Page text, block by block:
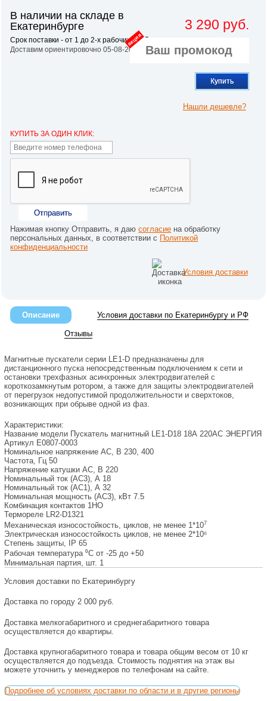
В наличии на складе в
Екатеринбурге
Срок поставки - от 1 до 2-х рабочих дней.
Доставим ориентировочно 05-08-2026
3 290 руб.
акция
Купить
Нашли дешевле?
КУПИТЬ ЗА ОДИН КЛИК:
Отправить
Нажимая кнопку Отправить, я даюсогласие на обработку
персональных данных, в соответствии с Политикой
конфиденциальности
Условия доставки
Описание Условия доставки по Екатеринбургу и РФ
Отзывы
Магнитные пускатели серии LE1-D предназначены для
дистанционного пуска непосредственным подключением к сети и
остановки трехфазных асинхронных электродвигателей с
короткозамкнутым ротором, а также для защиты электродвигателей
от перегрузок недопустимой продолжительности и сверхтоков,
возникающих при обрыве одной из фаз.
Характеристики:
Название модели Пускатель магнитный LE1-D18 18А 220AC ЭНЕРГИЯ
Артикул Е0807-0003
Номинальное напряжение АС, В 230, 400
Частота, Гц 50
Напряжение катушки AC, В 220
Номинальный ток (AC3), А 18
Номинальный ток (АС1), А 32
Номинальная мощность (АС3), кВт 7.5
Комбинация контактов 1НО
Термореле LR2-D1321
Механическая износостойкость, циклов, не менее 1*107
Электрическая износостойкость циклов, не менее 2*10⁶
Степень защиты, IP 65
Рабочая температура ⁰С от -25 до +50
Минимальная партия, шт. 1
Условия доставки по Екатеринбургу
Доставка по городу 2 000 руб.
Доставка мелкогабаритного и среднегабаритного товара
осуществляется до квартиры.
Доставка крупногабаритного товара и товара общим весом от 10 кг
осуществляется до подъезда. Стоимость поднятия на этаж вы
можете уточнить у менеджеров по телефонам на сайте.
Подробнее об условиях доставки по области и в другие регионы